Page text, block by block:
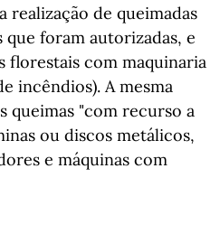
realização de queimadas
foram autorizadas, e
florestais com maquinaria
incêndios). A mesma
queimas "com recurso a
ou discos metálicos,
e máquinas com